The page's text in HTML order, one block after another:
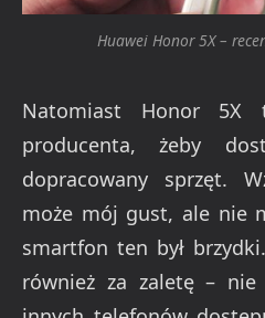
Huawei Honor 5X –
Natomiast Honor 5X
producenta, żeby
dopracowany sprzęt.
może mój gust, ale nie
smartfon ten był
również za zaletę –